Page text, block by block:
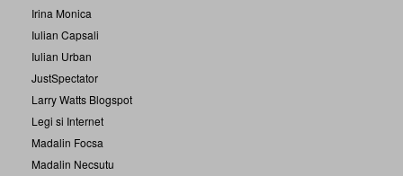
Irina Monica
Iulian Capsali
Iulian Urban
JustSpectator
Larry Watts Blogspot
Legi si Internet
Madalin Focsa
Madalin Necsutu